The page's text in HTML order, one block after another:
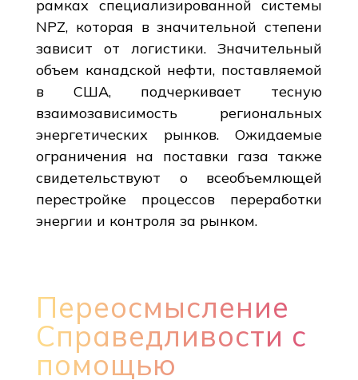
рамках специализированной системы
NPZ, которая в значительной степени
зависит от логистики. Значительный
объем канадской нефти, поставляемой
в США, подчеркивает тесную
взаимозависимость региональных
энергетических рынков. Ожидаемые
ограничения на поставки газа также
свидетельствуют о всеобъемлющей
перестройке процессов переработки
энергии и контроля за рынком.
Переосмысление
Справедливости с
помощью